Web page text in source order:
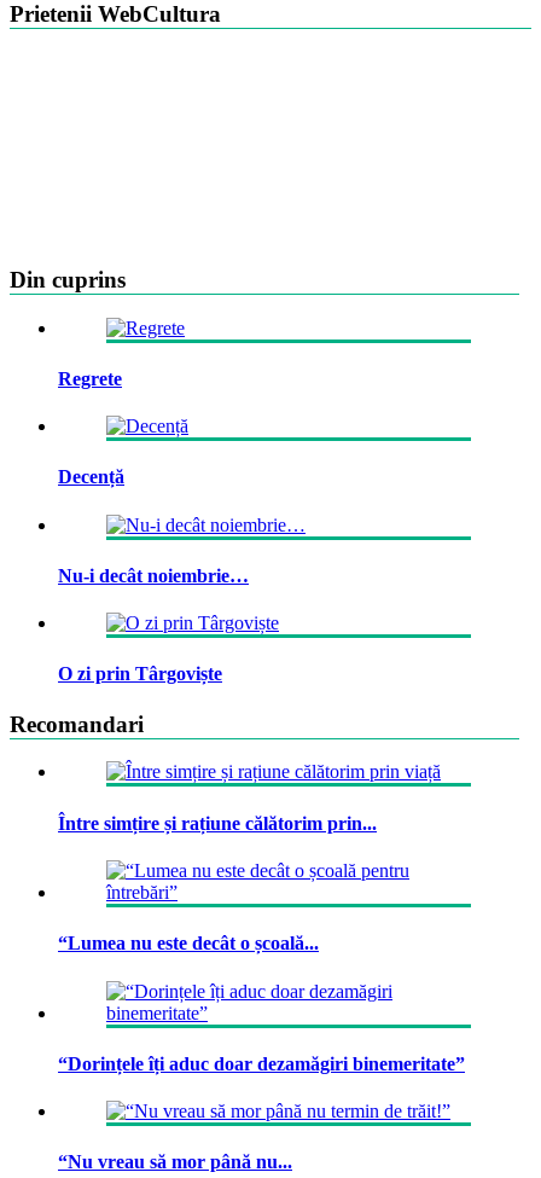
Prietenii WebCultura
Din cuprins
Regrete
Decență
Nu-i decât noiembrie…
O zi prin Târgoviște
Recomandari
Între simțire și rațiune călătorim prin...
“Lumea nu este decât o școală...
“Dorințele îți aduc doar dezamăgiri binemeritate”
“Nu vreau să mor până nu...